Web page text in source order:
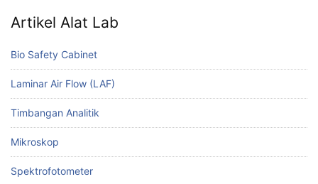
Artikel Alat Lab
Bio Safety Cabinet
Laminar Air Flow (LAF)
Timbangan Analitik
Mikroskop
Spektrofotometer